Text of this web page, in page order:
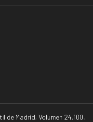
de Madrid, Volumen 24.100,